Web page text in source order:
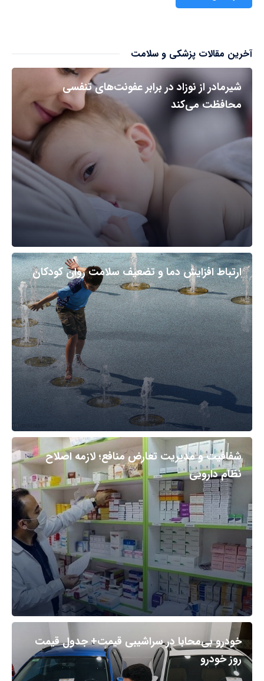
آخرین مقالات پزشکی و سلامت
شیرمادر از نوزاد در برابر عفونت‌های تنفسی
محافظت می‌کند
ارتباط افزایش دما و تضعیف سلامت روان کودکان
شفافیت و مدیریت تعارض منافع؛ لازمه اصلاح
نظام دارویی
خودرو بی‌محابا در سراشیبی قیمت+ جدول قیمت
روز خودرو